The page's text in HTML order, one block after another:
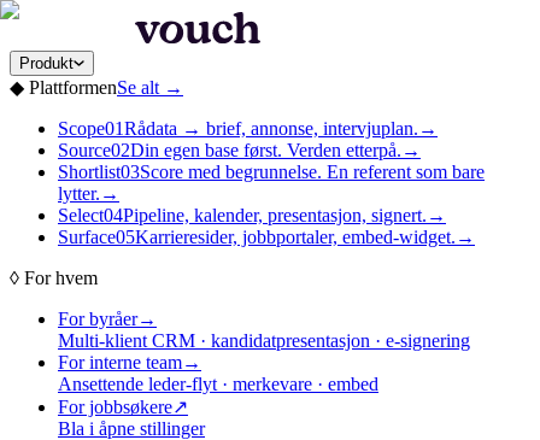
Produkt
◆ PlattformenSe alt →
Scope01Rådata → brief, annonse, intervjuplan. →
Source02Din egen base først. Verden etterpå. →
Shortlist03Score med begrunnelse. En referent som bare
lytter. →
Select04Pipeline, kalender, presentasjon, signert. →
Surface05Karrieresider, jobbportaler, embed-widget. →
◊ For hvem
For byråer→
Multi-klient CRM · kandidatpresentasjon · e-signering
For interne team→
Ansettende leder-flyt · merkevare · embed
For jobbsøkere↗
Bla i åpne stillinger